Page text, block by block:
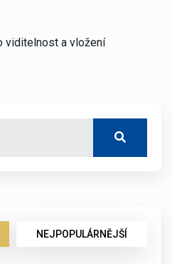
viditelnost a vložení
NEJPOPULÁRNĚJŠÍ